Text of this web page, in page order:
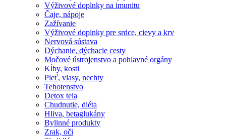
Výživové doplnky na imunitu
Čaje, nápoje
Zažívanie
Výživové doplnky pre srdce, cievy a krv
Nervová sústava
Dýchanie, dýchacie cesty
Močové ústrojenstvo a pohlavné orgány
Kĺby, kosti
Pleť, vlasy, nechty
Tehotenstvo
Detox tela
Chudnutie, diéta
Hliva, betaglukány
Bylinné produkty
Zrak, oči